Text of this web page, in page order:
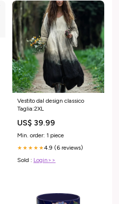
Vestito dal design classico
Taglia:2XL
US$ 39.99
Min. order: 1 piece
★★★★★4.9 (6 reviews)
Sold : Login>>